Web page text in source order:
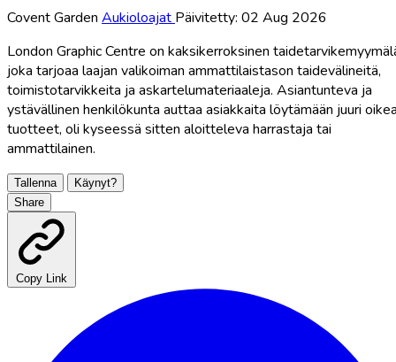
Covent Garden Aukioloajat Päivitetty: 02 Aug 2026
London Graphic Centre on kaksikerroksinen
joka tarjoaa laajan valikoiman ammattilaistason taidevälineitä,
toimistotarvikkeita ja askartelumateriaaleja. Asiantunteva ja
ystävällinen henkilökunta auttaa asiakkaita löytämään juuri
tuotteet, oli kyseessä sitten aloitteleva harrastaja tai
ammattilainen.
Tallenna
Käynyt?
Share
Copy Link